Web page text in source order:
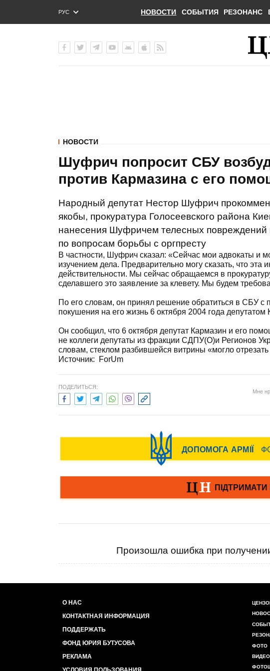
РУС
ENG
НОВОСТИ СОБЫТИЯ РЕЗОНАНС
НОВОСТИ
Шуфрич попросит СБУ
против Кармазина с его
Народный депутат Нестор Шуфрич
якобы, прокуратура Голосеевского района
нанесения Шуфричем телесных повреждений
по вопросам борьбы с оргпресту
В частности, Шуфрич сказал: «Сейчас мои адвокаты и
изучением дела. Предварительно могу сказать, что эта
действительности. Мы сейчас обращаемся в
сделавшего это заявление за клевету. Мы будем
По его словам, он принял решение обратиться в СБУ с
покушения на его жизнь 6 октября 2004 года
Он сообщил, что 6 октября депутат Кармазин и его
не коллеги депутаты из фракции СДПУ(О)и Регионов
словам, стеклом разбившейся витрины «могло отрезать
Источник: ForUm
ПОДЕЛИТЬСЯ:
Мне
Произошла ошибка при
О НАС
КОНТАКТНАЯ ИНФОРМАЦИЯ
ПОДДЕРЖАТЬ
ФОНД ЮРИЯ БУТУСОВА
РЕКЛАМА
ФОТО
ВИДЕО